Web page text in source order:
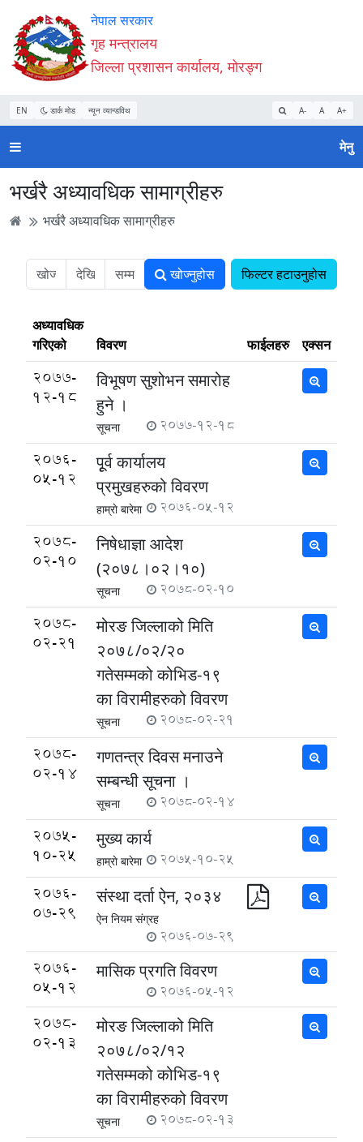
Accessibility
Mode
सुरु
गर्नुहोस्
सामाग्री
पढ्नुहाेस्
नेभिगेसन
पढ्नुहाेस्
वेबसाइट
खोजमा
जानुहोस्
नेपाल सरकार
गृह मन्त्रालय
जिल्ला प्रशासन कार्यालय, मोरङ्ग
EN डार्क मोड न्यून व्यान्डविथ A- A A+
मेनु
भर्खरै अध्यावधिक सामाग्रीहरु
भर्खरै अध्यावधिक सामाग्रीहरु
खोज्नुहोस फिल्टर हटाउनुहोस
अध्यावधिक
गरिएको
विवरण फाईलहरु एक्सन
2077-
12-18
विभूषण सुशोभन समारोह
हुने ।
सूचना 2077-12-18
2076-
05-12
पूृर्व कार्यालय
प्रमुखहरुको विवरण
हाम्राे बारेमा 2076-05-12
2078-
02-10
निषेधाज्ञा आदेश
(२०७८।०२।१०)
सूचना 2078-02-10
2078-
02-21
मोरङ जिल्लाको मिति
२०७८/०२/२०
गतेसम्मको कोभिड-१९
का विरामीहरुको विवरण
सूचना 2078-02-21
2078-
02-14
गणतन्त्र दिवस मनाउने
सम्बन्धी सूचना ।
सूचना 2078-02-14
2075-
10-25
मुख्य कार्य
हाम्राे बारेमा 2075-10-25
2076-
07-29
संस्था दर्ता ऐन, २०३४
ऐन नियम संग्रह
2076-07-29
2076-
05-12
मासिक प्रगति विवरण
2076-05-12
2078-
02-13
मोरङ जिल्लाको मिति
२०७८/०२/१२
गतेसम्मको कोभिड-१९
का विरामीहरुको विवरण
सूचना 2078-02-13